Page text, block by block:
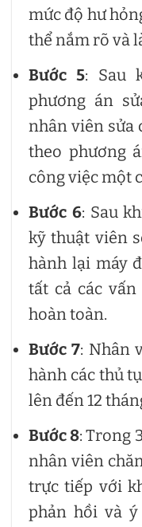
mức độ hư
thể nắm rõ và
Bước 5: Sau
phương án
nhân viên sửa
theo phương
công việc một
Bước 6: Sau
kỹ thuật viên
hành lại máy
tất cả các
hoàn toàn.
Bước 7: Nhân
hành các thủ
lên đến 12
Bước 8: Trong
nhân viên
trực tiếp với
phản hồi và